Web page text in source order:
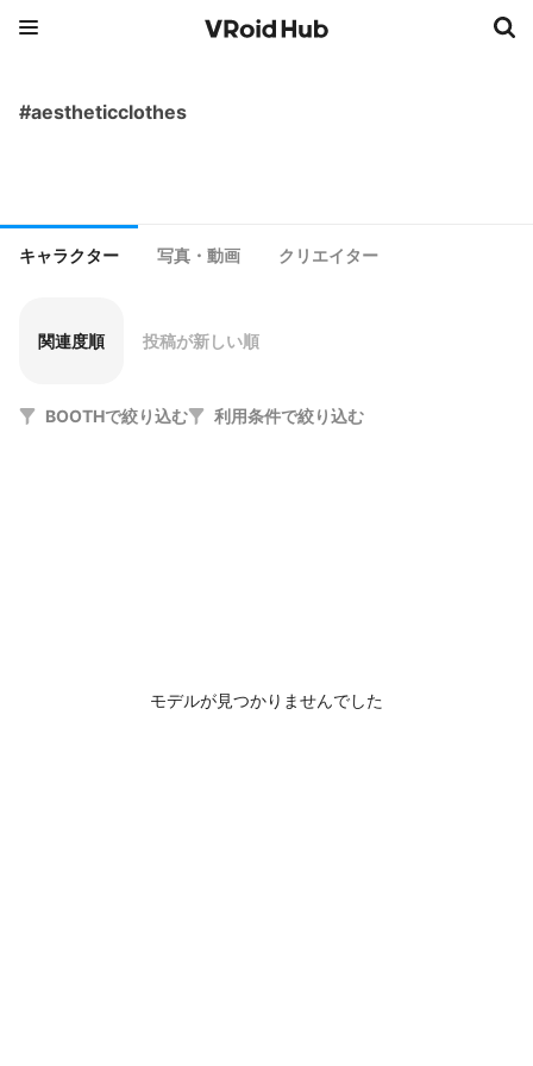
#aestheticclothes
キャラクター 写真・動画 クリエイター
関連度順 投稿が新しい順
BOOTHで絞り込む 利用条件で絞り込む
モデルが見つかりませんでした